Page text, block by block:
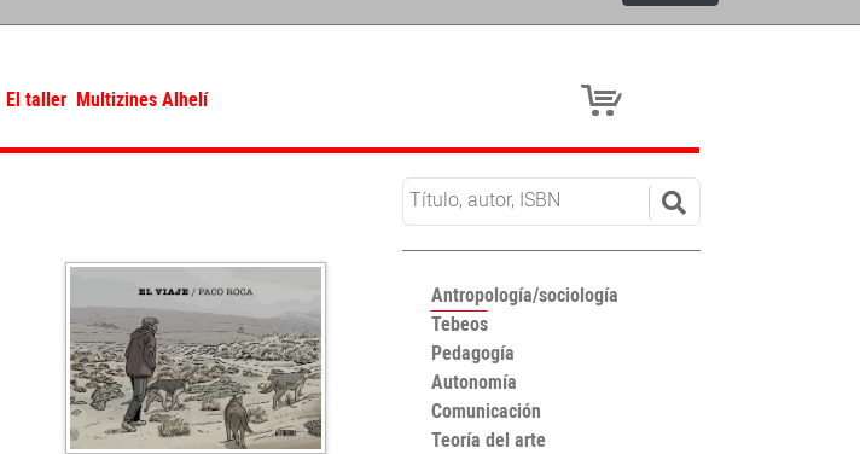
El taller Multizines Alhelí
Antropología/sociología
Tebeos
Pedagogía
Autonomía
Comunicación
Teoría del arte